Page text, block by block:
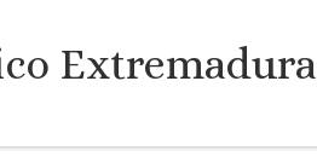
Extremadura